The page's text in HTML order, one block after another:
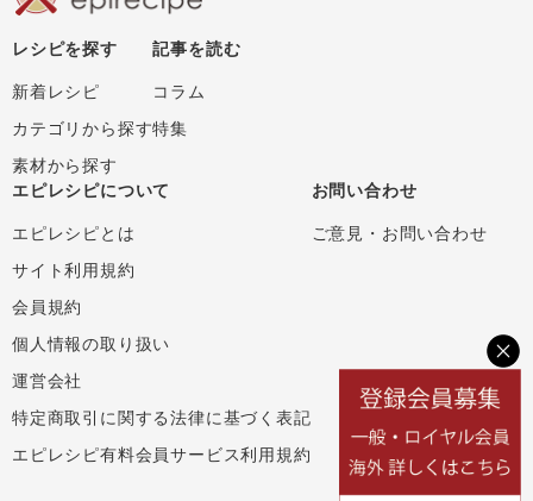
レシピを探す
新着レシピ
カテゴリから探す
素材から探す
記事を読む
コラム
特集
エピレシピについて
エピレシピとは
サイト利用規約
会員規約
個人情報の取り扱い
運営会社
特定商取引に関する法律に基づく表記
エピレシピ有料会員サービス利用規約
お問い合わせ
ご意見・お問い合わせ